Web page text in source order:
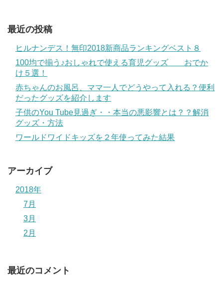
最近の投稿
ヒルナンデス！無印2018新商品ランキングベスト８
100均で揃う♪おしゃれで使える育児グッズ おでか
け５選！
赤ちゃんのお風呂、ママ一人でどうやって入れる？便利
だったグッズを紹介します
子供のYou Tube見過ぎ・・本当の悪影響とは？？解消
グッズ・方法
ワールドワイドキッズを２年使ってみた結果
アーカイブ
2018年
7月
3月
2月
最近のコメント